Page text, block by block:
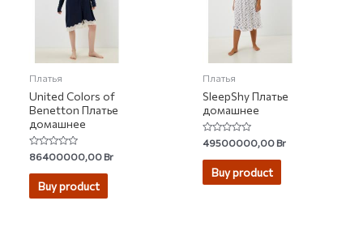
Платья
United Colors of
Benetton Платье
домашнее
Rated
0
out
86400000,00Br
Buy product
Платья
SleepShy Платье
домашнее
Rated
0
out
49500000,00Br
Buy product